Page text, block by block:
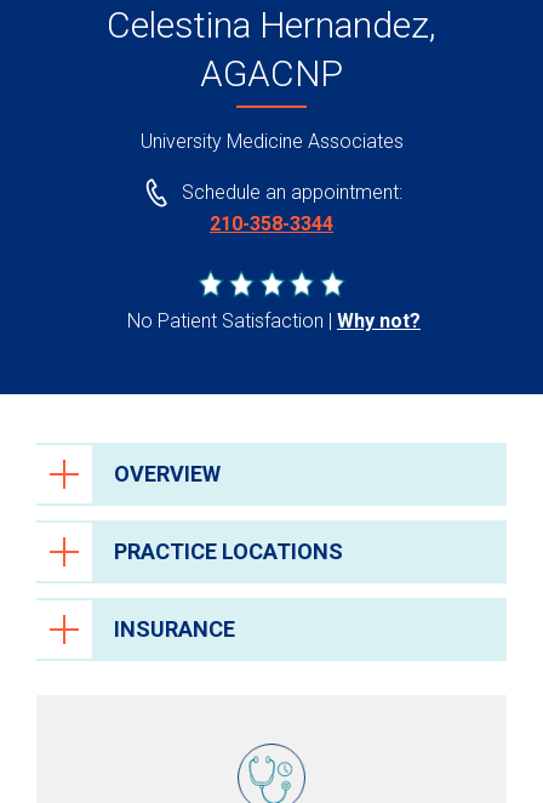
Celestina Hernandez,
AGACNP
University Medicine Associates
Schedule an appointment:
210-358-3344
No Patient Satisfaction Why not?
OVERVIEW
PRACTICE LOCATIONS
INSURANCE